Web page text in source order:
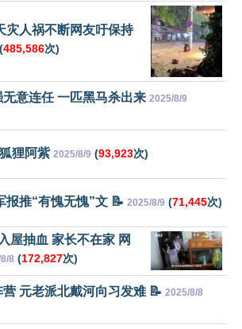
灾人祸不断网友吁保持
(485,586次)
意连任 一匹黑马杀出来 2025/8/9
狸阿紫 2025/8/9 (93,923次)
报推“有愧无愧”文 📝 2025/8/9 (71,445次)
屋抽血 家长不在家 网
8 (172,827次)
元老派北戴河向习发难 📝 2025/8/8